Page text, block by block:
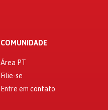
COMUNIDADE
Área PT
Filie-se
Entre em contato